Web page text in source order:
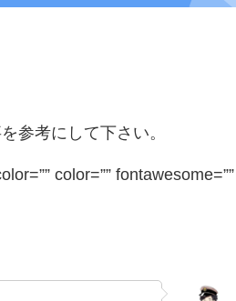
参考にして下さい。
color=”” fontawesome=””